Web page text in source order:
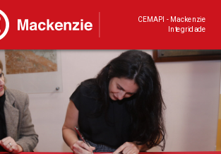
CEMAPI - Mackenzie
Integridade